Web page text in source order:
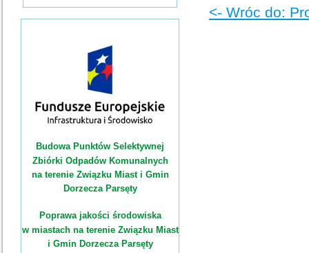
<- Wróc do:
Budowa Punktów Selektywnej
Zbiórki Odpadów Komunalnych
na terenie Związku Miast i Gmin
Dorzecza Parsęty
Poprawa jakości środowiska
w miastach na terenie Związku Miast
i Gmin Dorzecza Parsęty